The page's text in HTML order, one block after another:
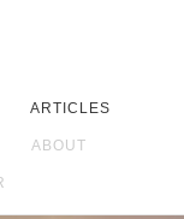
ARTICLES
ABOUT